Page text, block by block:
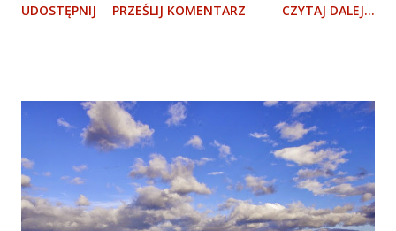
słyszałem. A z tymi protestami, z tą reformą, to o co
zapytać samych Zapatystów. Będzie to opowieść z cyklu „a
ciekawe, co się stanie, gdy tam pójdę”, prawie jak w
przypadku Ksenii Degielko , ale tym razem mi się udało.
Tak czy tak, pusty pokój z czterema zamaskowanymi
gościami nie znajduje się na każdym rogu: żeby do niego
UDOSTĘPNIJ PRZEŚLIJ KOMENTARZ CZYTAJ DALEJ...